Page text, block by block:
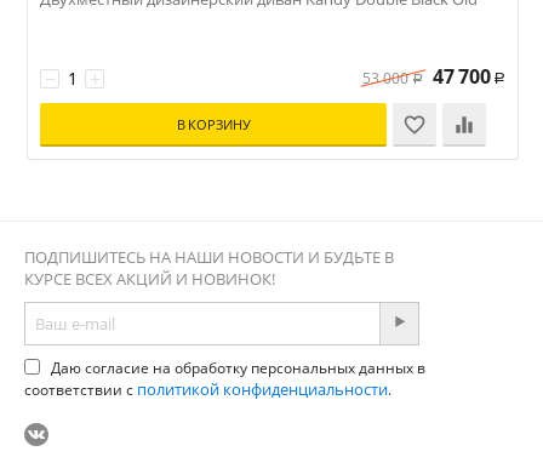
+
− 53 000 Р 47 700 Р
В КОРЗИНУ
ПОДПИШИТЕСЬ НА НАШИ НОВОСТИ И БУДЬТЕ В
КУРСЕ ВСЕХ АКЦИЙ И НОВИНОК!
Даю согласие на обработку персональных данных в
соответствии с политикой конфиденциальности.